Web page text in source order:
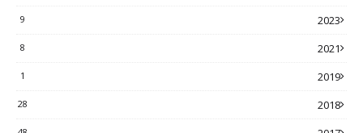
2023
9
2021
8
2019
1
2018
28